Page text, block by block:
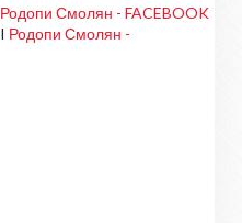
Родопи Смолян - FACEBOOK
I Родопи Смолян -